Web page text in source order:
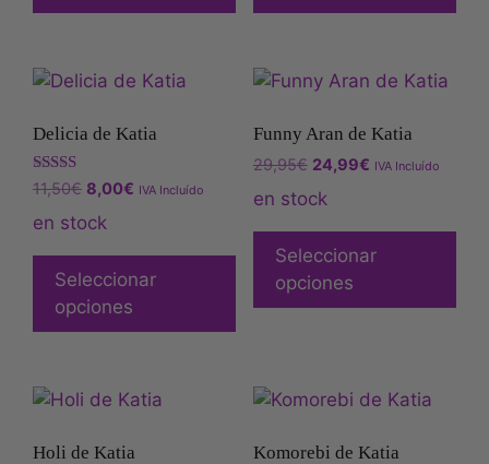
Delicia de Katia
Valorado
con
5.00
de 5
11,50€ 8,00€ IVA Incluído
en stock
Seleccionar
opciones
Funny Aran de Katia
29,95€ 24,99€ IVA Incluído
en stock
Seleccionar
opciones
Holi de Katia Komorebi de Katia